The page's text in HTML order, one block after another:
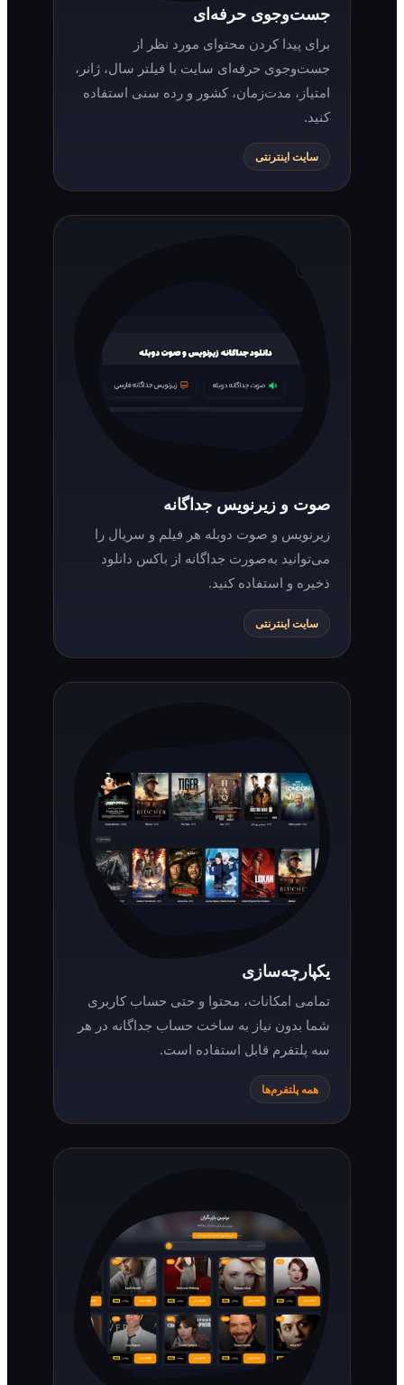
جست‌وجوی حرفه‌ای
برای پیدا کردن محتوای مورد نظر از
جست‌وجوی حرفه‌ای سایت با فیلتر سال، ژانر،
امتیاز، مدت‌زمان، کشور و رده سنی استفاده
سایت اینترنتی
صوت و زیرنویس جداگانه
زیرنویس و صوت دوبله هر فیلم و سریال را
می‌توانید به‌صورت جداگانه از باکس دانلود
ذخیره و استفاده کنید.
سایت اینترنتی
یکپارچه‌سازی
تمامی امکانات، محتوا و حتی حساب کاربری
شما بدون نیاز به ساخت حساب جداگانه در هر
سه پلتفرم قابل استفاده است.
همه پلتفرم‌ها